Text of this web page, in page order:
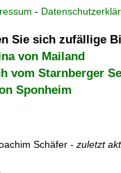
-
Sie sich zufällige
von Mailand
vom Starnberger
Sponheim
Schäfer - zuletzt